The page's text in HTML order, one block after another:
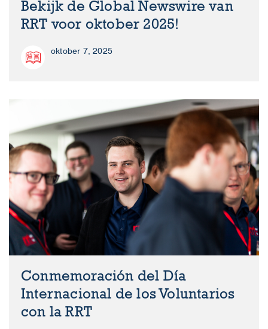
Bekijk de Global Newswire van
RRT voor oktober 2025!
oktober 7, 2025
Conmemoración del Día
Internacional de los Voluntarios
con la RRT